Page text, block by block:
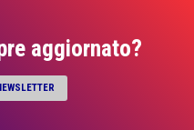
aggiornato?